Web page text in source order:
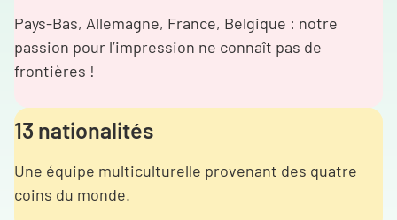
Pays-Bas, Allemagne, France, Belgique : notre
passion pour l’impression ne connaît pas de
frontières !
13 nationalités
Une équipe multiculturelle provenant des quatre
coins du monde.